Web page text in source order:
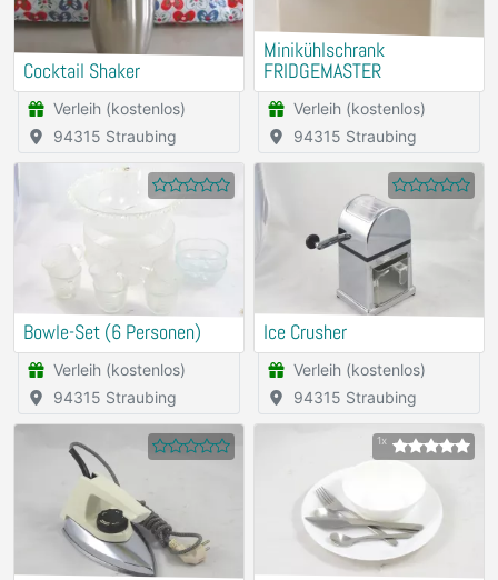
Cocktail Shaker
Verleih (kostenlos)
94315 Straubing
Minikühlschrank
FRIDGEMASTER
Verleih (kostenlos)
94315 Straubing
Bowle-Set (6 Personen)
Verleih (kostenlos)
94315 Straubing
Ice Crusher
Verleih (kostenlos)
94315 Straubing
1x